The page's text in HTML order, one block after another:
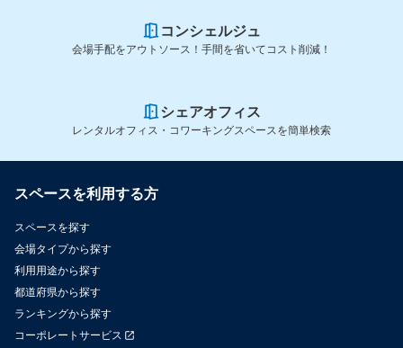
コンシェルジュ
会場手配をアウトソース！手間を省いてコスト削減！
シェアオフィス
レンタルオフィス・コワーキングスペースを簡単検索
スペースを利用する方
スペースを探す
会場タイプから探す
利用用途から探す
都道府県から探す
ランキングから探す
コーポレートサービス